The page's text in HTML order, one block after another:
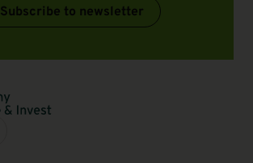
Subscribe to newsletter